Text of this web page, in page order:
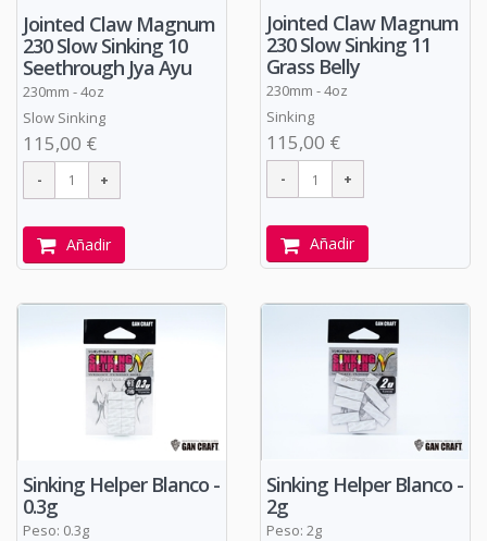
Jointed Claw Magnum
230 Slow Sinking 10
Seethrough Jya Ayu
230mm - 4oz
Slow Sinking
115,00 €
Añadir
Jointed Claw Magnum
230 Slow Sinking 11
Grass Belly
230mm - 4oz
Sinking
115,00 €
Añadir
Sinking Helper Blanco -
0.3g
Peso: 0.3g
Sinking Helper Blanco -
2g
Peso: 2g